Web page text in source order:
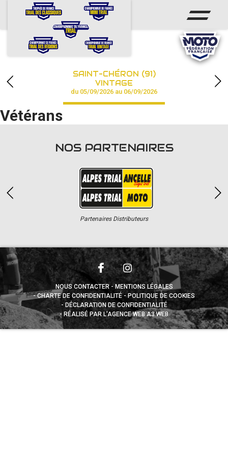
ACCUEIL
CALENDRIER
CHAMPIONNAT
RÉSULTATS
PHOTOS / VIDÉOS
PARTENAIRES
SAINT-CHÉRON (91)
VINTAGE
du 05/09/2026 au 06/09/2026
Vétérans
NOS PARTENAIRES
Partenaires Distributeurs
NOUS CONTACTER
MENTIONS LÉGALES
CHARTE DE CONFIDENTIALITÉ
POLITIQUE DE COOKIES
DÉCLARATION DE CONFIDENTIALITÉ
RÉALISÉ PAR L’AGENCE WEB A3 WEB